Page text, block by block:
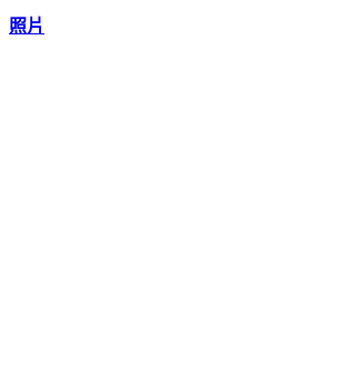
照片